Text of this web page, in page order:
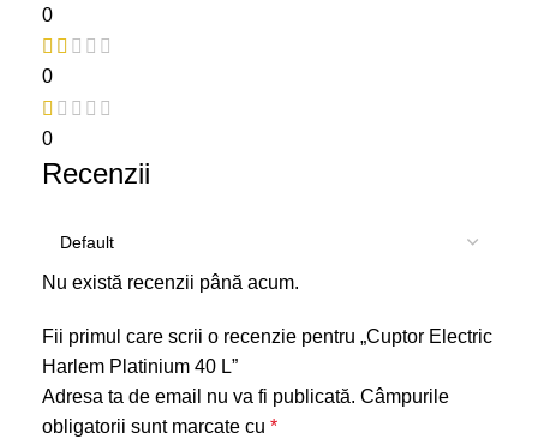
0
0
0
Recenzii
Nu există recenzii până acum.
Fii primul care scrii o recenzie pentru „Cuptor Electric
Harlem Platinium 40 L”
Adresa ta de email nu va fi publicată. Câmpurile
obligatorii sunt marcate cu *